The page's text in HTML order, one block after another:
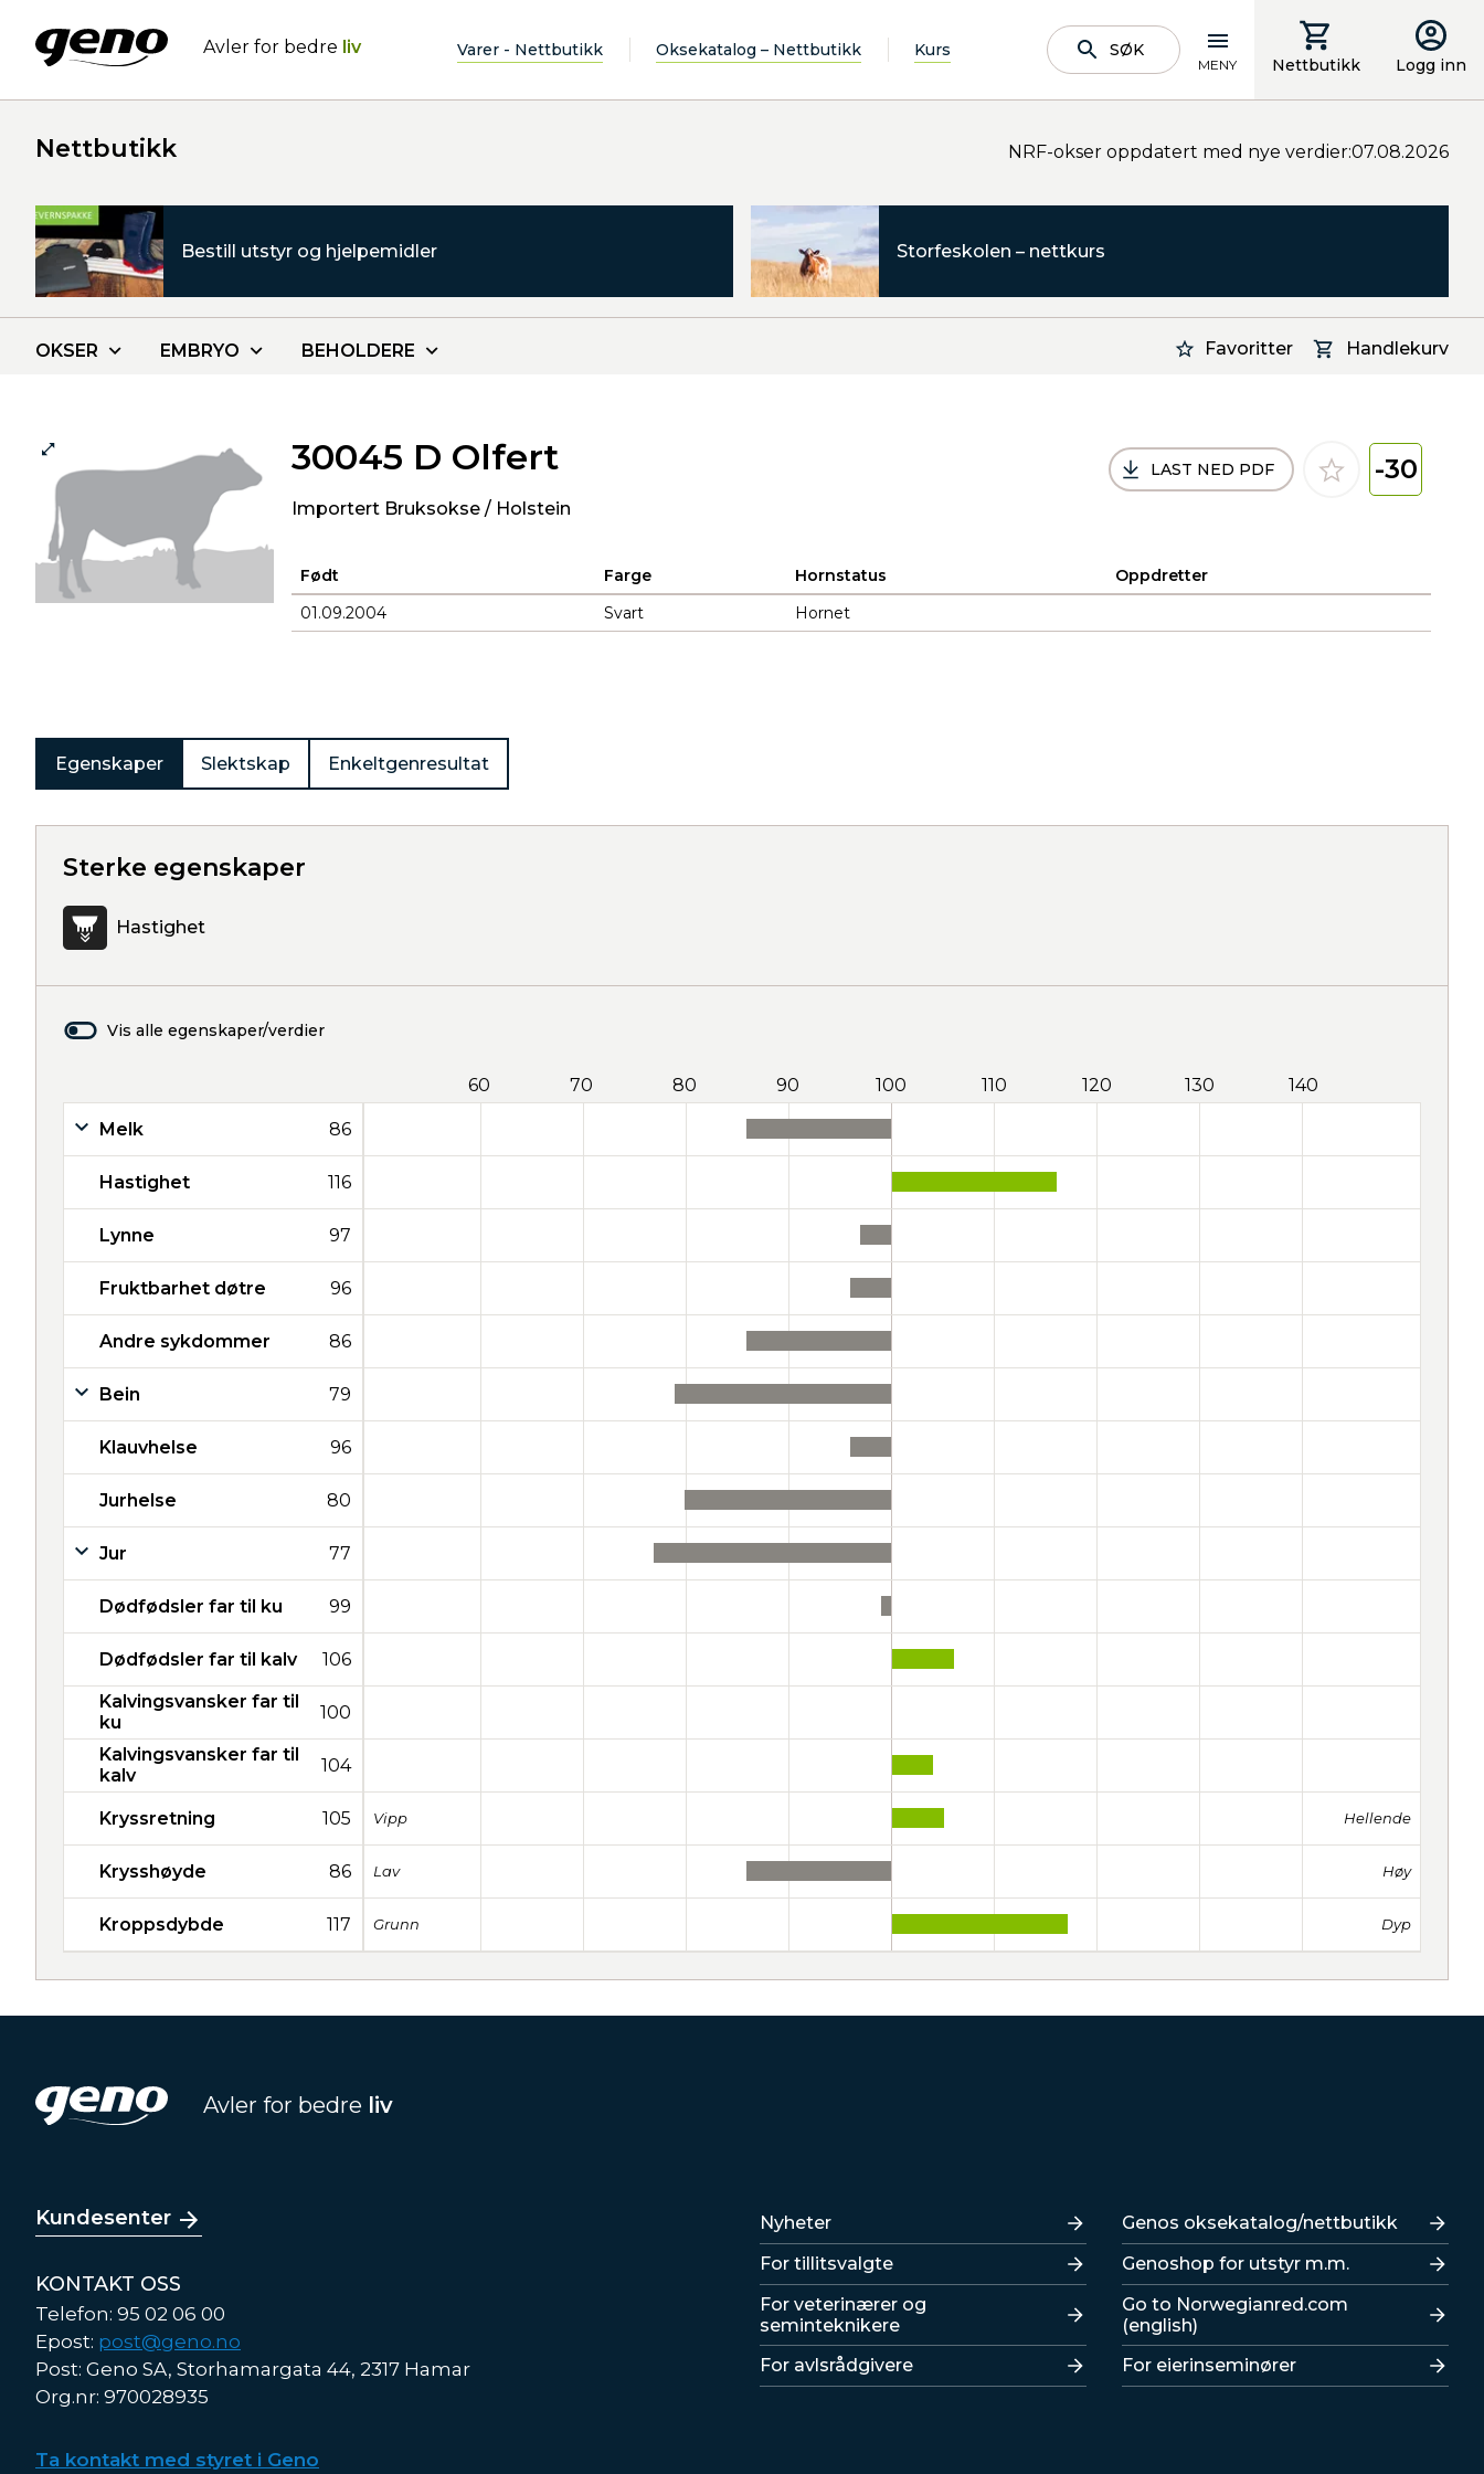
Avler for bedre liv Varer - Nettbutikk Oksekatalog – Nettbutikk Kurs SØK
MENY Nettbutikk Logg inn
Nettbutikk NRF-okser oppdatert med nye verdier:07.08.2026
Bestill utstyr og hjelpemidler Storfeskolen – nettkurs
Favoritter Handlekurv
OKSER EMBRYO BEHOLDERE
30045 D Olfert
Importert Bruksokse / Holstein
LAST NED PDF -30
Født Farge Hornstatus
Oppdretter
01.09.2004
Svart Hornet
Egenskaper Slektskap Enkeltgenresultat
Sterke egenskaper
Hastighet
Vis alle egenskaper/verdier
60 70 80 90 100 110 120 130 140
Melk 86
Hastighet 116
Lynne 97
Fruktbarhet døtre 96
Andre sykdommer 86
Bein 79
Klauvhelse 96
Jurhelse 80
Jur 77
Dødfødsler far til ku 99
Dødfødsler far til kalv 106
Kalvingsvansker far til
ku
100
Kalvingsvansker far til
kalv
104
Kryssretning 105 Vipp Hellende
Krysshøyde 86 Lav Høy
Kroppsdybde 117 Grunn Dyp
Avler for bedre liv
Kundesenter
KONTAKT OSS
Telefon: 95 02 06 00
Epost: post@geno.no
Post: Geno SA, Storhamargata 44, 2317 Hamar
Org.nr: 970028935
Ta kontakt med styret i Geno
Lenker
Nyheter
For tillitsvalgte
For veterinærer og
seminteknikere
For avlsrådgivere
Lenker
Genos oksekatalog/nettbutikk
Genoshop for utstyr m.m.
Go to Norwegianred.com
(english)
For eierinseminører